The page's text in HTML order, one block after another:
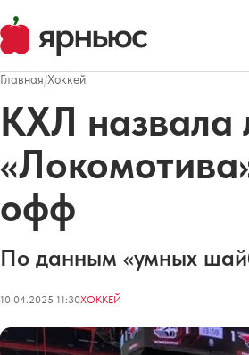
Главная/Хоккей
КХЛ назвала
офф
По данным «умных
10.04.2025 11:30ХОККЕЙ